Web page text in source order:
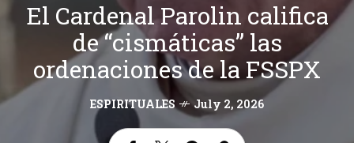
El Cardenal Parolin califica
de “cismáticas” las
ordenaciones de la FSSPX
ESPIRITUALES July 2, 2026